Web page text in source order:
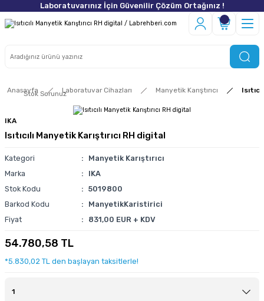
Laboratuvarınız İçin Güvenilir Çözüm Ortağınız !
Anasayfa Laboratuvar Cihazları Manyetik Karıştırıcı
Stok Sorunuz
IKA
Isıtıcılı Manyetik Karıştırıcı RH digital
Kategori
Manyetik Karıştırıcı
Marka
IKA
Stok Kodu
5019800
Barkod Kodu
ManyetikKaristirici
Fiyat
831,00 EUR + KDV
54.780,58 TL
*5.830,02 TL den başlayan taksitlerle!